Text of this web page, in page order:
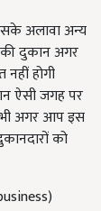
अलावा अन्य
दुकान अगर
होगी
ऐसी जगह पर
भी अगर आप इस
को